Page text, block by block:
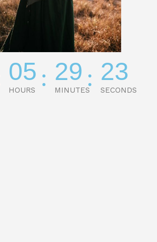
05
HOURS : 29
MINUTES: 23
SECONDS